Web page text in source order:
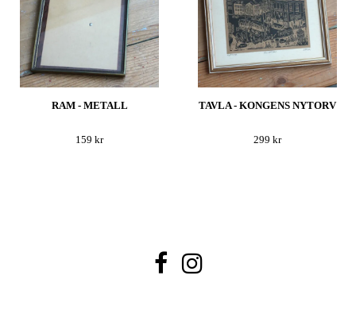
RAM - METALL
159 kr
TAVLA - KONGENS NYTORV
299 kr